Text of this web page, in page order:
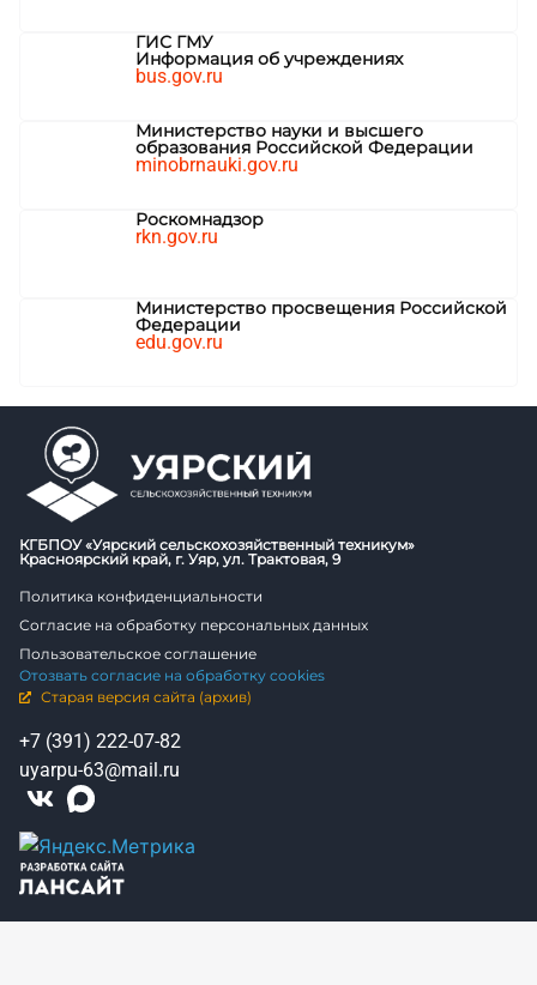
ГИС ГМУ
Информация об учреждениях
bus.gov.ru
Министерство науки и высшего
образования Российской Федерации
minobrnauki.gov.ru
Роскомнадзор
rkn.gov.ru
Министерство просвещения Российской
Федерации
edu.gov.ru
КГБПОУ «Уярский сельскохозяйственный техникум»
Красноярский край, г. Уяр, ул. Трактовая, 9
Политика конфиденциальности
Согласие на обработку персональных данных
Пользовательское соглашение
Отозвать согласие на обработку cookies
Старая версия сайта (архив)
+7 (391) 222-07-82
uyarpu-63@mail.ru